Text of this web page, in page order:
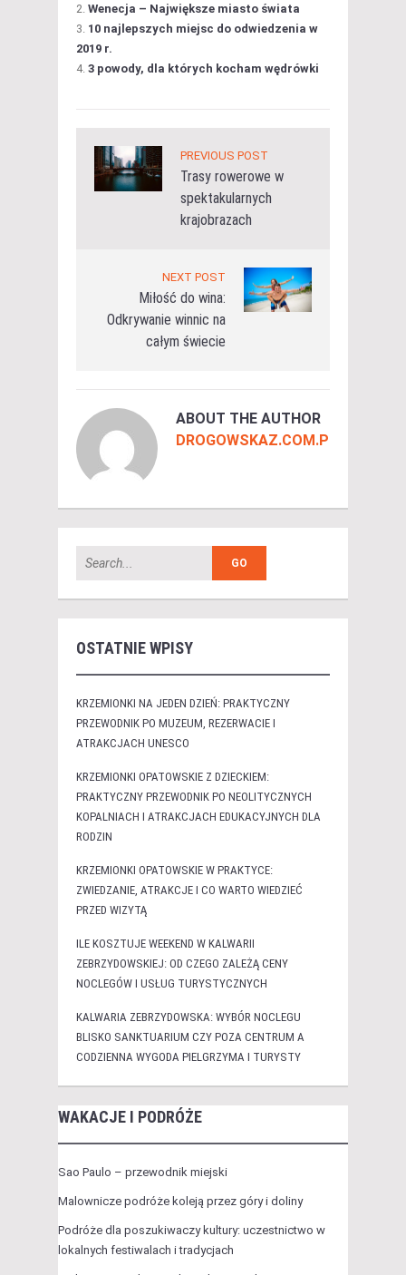
Wenecja – Największe miasto świata
10 najlepszych miejsc do odwiedzenia w
2019 r.
3 powody, dla których kocham wędrówki
PREVIOUS POST
Trasy rowerowe w
spektakularnych
krajobrazach
NEXT POST
Miłość do wina:
Odkrywanie winnic na
całym świecie
ABOUT THE AUTHOR
DROGOWSKAZ.COM.PL
OSTATNIE WPISY
KRZEMIONKI NA JEDEN DZIEŃ: PRAKTYCZNY
PRZEWODNIK PO MUZEUM, REZERWACIE I
ATRAKCJACH UNESCO
KRZEMIONKI OPATOWSKIE Z DZIECKIEM:
PRAKTYCZNY PRZEWODNIK PO NEOLITYCZNYCH
KOPALNIACH I ATRAKCJACH EDUKACYJNYCH DLA
RODZIN
KRZEMIONKI OPATOWSKIE W PRAKTYCE:
ZWIEDZANIE, ATRAKCJE I CO WARTO WIEDZIEĆ
PRZED WIZYTĄ
ILE KOSZTUJE WEEKEND W KALWARII
ZEBRZYDOWSKIEJ: OD CZEGO ZALEŻĄ CENY
NOCLEGÓW I USŁUG TURYSTYCZNYCH
KALWARIA ZEBRZYDOWSKA: WYBÓR NOCLEGU
BLISKO SANKTUARIUM CZY POZA CENTRUM A
CODZIENNA WYGODA PIELGRZYMA I TURYSTY
WAKACJE I PODRÓŻE
Sao Paulo – przewodnik miejski
Malownicze podróże koleją przez góry i doliny
Podróże dla poszukiwaczy kultury: uczestnictwo w
lokalnych festiwalach i tradycjach